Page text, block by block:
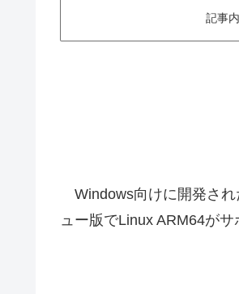
記事
Windows向けに開発され
ュー版でLinux ARM64が